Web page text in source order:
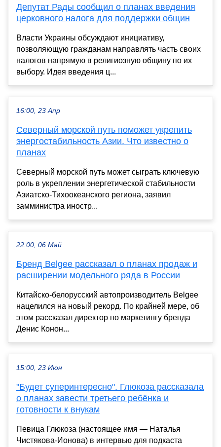
Депутат Рады сообщил о планах введения
церковного налога для поддержки общин
Власти Украины обсуждают инициативу,
позволяющую гражданам направлять часть своих
налогов напрямую в религиозную общину по их
выбору. Идея введения ц...
16:00, 23 Апр
Северный морской путь поможет укрепить
энергостабильность Азии. Что известно о
планах
Северный морской путь может сыграть ключевую
роль в укреплении энергетической стабильности
Азиатско-Тихоокеанского региона, заявил
замминистра иностр...
22:00, 06 Май
Бренд Belgee рассказал о планах продаж и
расширении модельного ряда в России
Китайско-белорусский автопроизводитель Belgee
нацелился на новый рекорд. По крайней мере, об
этом рассказал директор по маркетингу бренда
Денис Конон...
15:00, 23 Июн
"Будет суперинтересно". Глюкоза рассказала
о планах завести третьего ребёнка и
готовности к внукам
Певица Глюкоза (настоящее имя — Наталья
Чистякова-Ионова) в интервью для подкаста